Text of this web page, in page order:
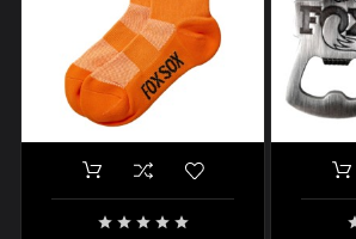
    